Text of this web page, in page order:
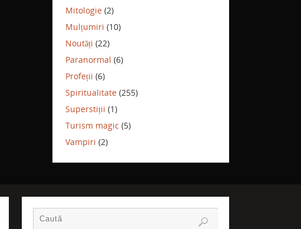
Mitologie (2)
Mulțumiri (10)
Noutăți (22)
Paranormal (6)
Profeții (6)
Spiritualitate (255)
Superstiții (1)
Turism magic (5)
Vampiri (2)